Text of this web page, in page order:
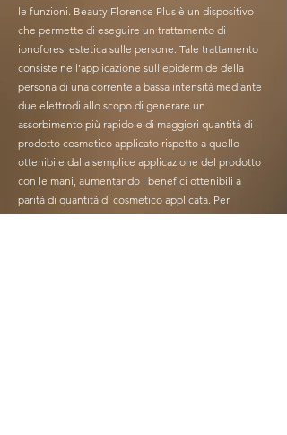
le funzioni. Beauty Florence Plus è un dispositivo
che permette di eseguire un trattamento di
ionoforesi estetica sulle persone. Tale trattamento
consiste nell’applicazione sull’epidermide della
persona di una corrente a bassa intensità mediante
due elettrodi allo scopo di generare un
assorbimento più rapido e di maggiori quantità di
prodotto cosmetico applicato rispetto a quello
ottenibile dalla semplice applicazione del prodotto
con le mani, aumentando i benefici ottenibili a
parità di quantità di cosmetico applicata. Per
eseguire tale applicazione è necessario che i due